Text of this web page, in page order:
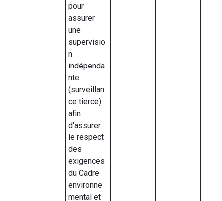
pour
assurer
une
supervisio
n
indépenda
nte
(surveillan
ce tierce)
afin
d’assurer
le respect
des
exigences
du Cadre
environne
mental et